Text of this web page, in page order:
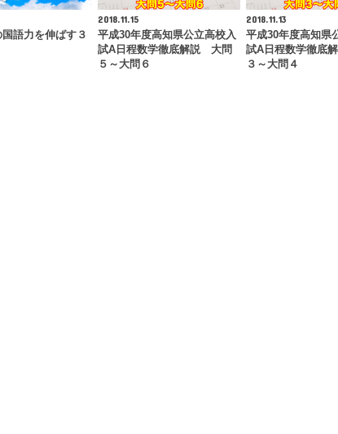
語力を伸ばす３
2018.11.15
平成30年度高知県公立高校入
試A日程数学徹底解説 大問
５～大問６
2018.11.13
平成30年度高知県
試A日程数学徹底
３～大問４